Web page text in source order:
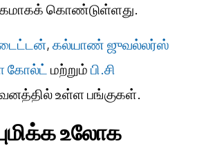
கொண்டுள்ளது.
, கல்யாண் ஜுவல்லர்ஸ்
கோல்ட் மற்றும் பி.சி
உள்ள பங்குகள்.
உலோக